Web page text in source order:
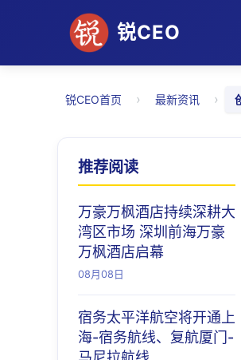
锐CEO
锐CEO首页 › 最新资讯 ›
推荐阅读
万豪万枫酒店持续深耕大
湾区市场 深圳前海万豪
万枫酒店启幕
08月08日
宿务太平洋航空将开通上
海-宿务航线、复航厦门-